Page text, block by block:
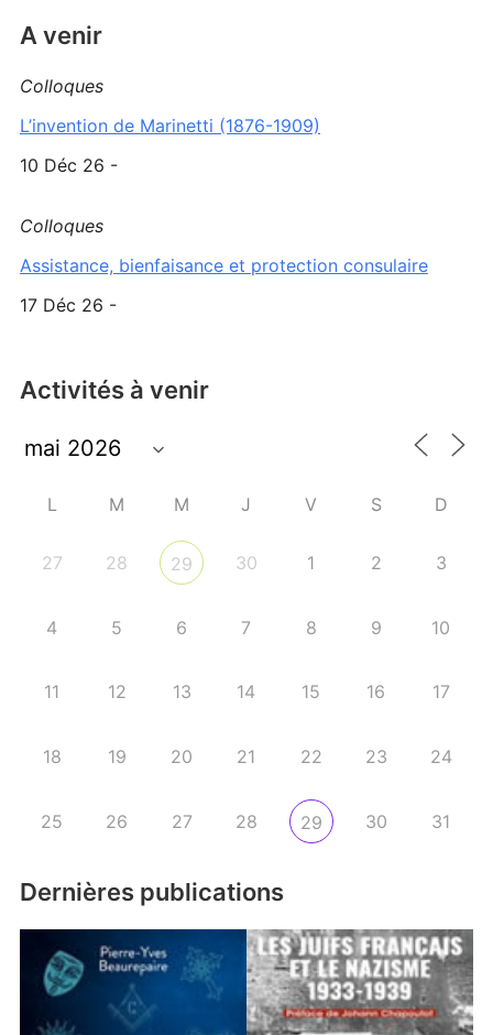
A venir
Colloques
L’invention de Marinetti (1876-1909)
10 Déc 26 -
Colloques
Assistance, bienfaisance et protection consulaire
17 Déc 26 -
Activités à venir
L M M J V S D
27 28 29 30 1 2 3
4 5 6 7 8 9 10
11 12 13 14 15 16 17
18 19 20 21 22 23 24
25 26 27 28 29 30 31
Dernières publications